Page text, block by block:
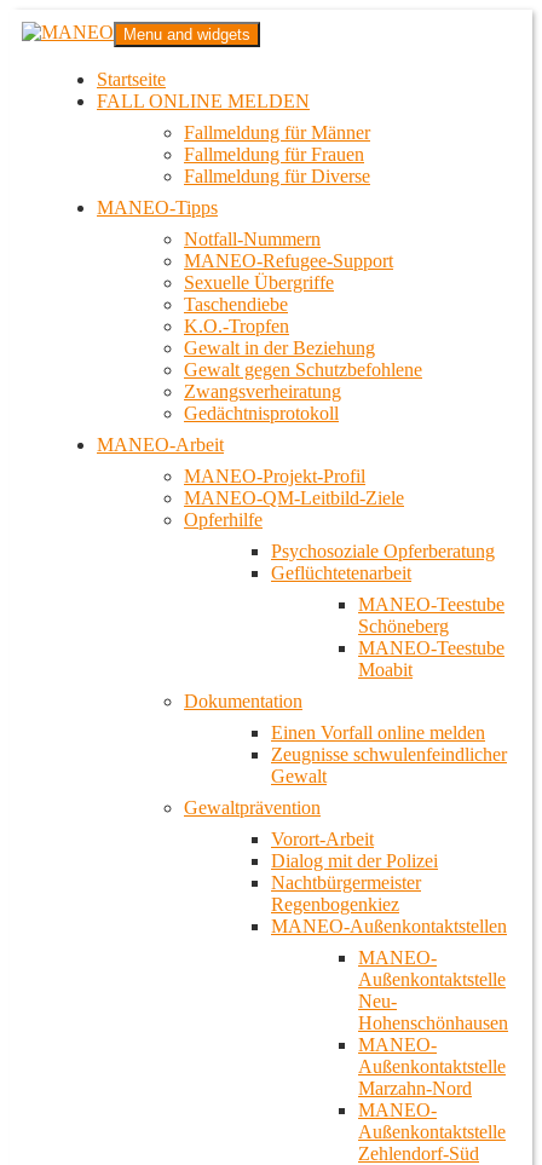
Zum
InhaltMANEO
Das schwule Anti-Gewalt-Projekt in Berlin
Menu and widgets
Startseite
FALL ONLINE MELDEN
Fallmeldung für Männer
Fallmeldung für Frauen
Fallmeldung für Diverse
MANEO-Tipps
Notfall-Nummern
MANEO-Refugee-Support
Sexuelle Übergriffe
Taschendiebe
K.O.-Tropfen
Gewalt in der Beziehung
Gewalt gegen Schutzbefohlene
Zwangsverheiratung
Gedächtnisprotokoll
MANEO-Arbeit
MANEO-Projekt-Profil
MANEO-QM-Leitbild-Ziele
Opferhilfe
Psychosoziale Opferberatung
Geflüchtetenarbeit
MANEO-Teestube
Schöneberg
MANEO-Teestube
Moabit
Dokumentation
Einen Vorfall online melden
Zeugnisse schwulenfeindlicher
Gewalt
Gewaltprävention
Vorort-Arbeit
Dialog mit der Polizei
Nachtbürgermeister
Regenbogenkiez
MANEO-Außenkontaktstellen
MANEO-
Außenkontaktstelle
Neu-
Hohenschönhausen
MANEO-
Außenkontaktstelle
Marzahn-Nord
MANEO-
Außenkontaktstelle
Zehlendorf-Süd